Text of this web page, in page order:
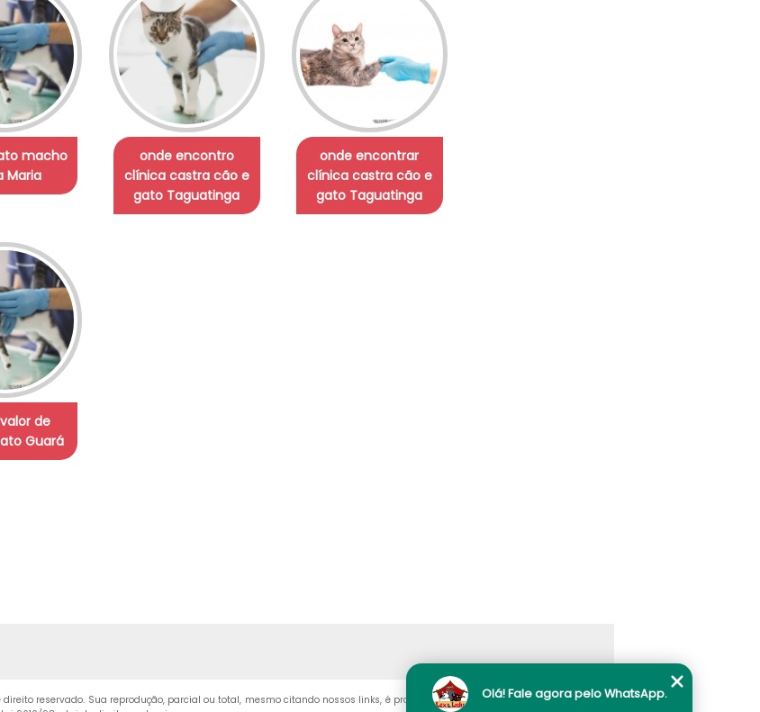
macho
Maria
onde encontro
clínica castra cão e
gato Taguatinga
onde encontrar
clínica castra cão e
gato Taguatinga
de
Guará
direito reservado. Sua reprodução, parcial ou total, mesmo citando nossos links, é proibida sem a autorização do autor. Crime de
Olá! Fale agora pelo WhatsApp.